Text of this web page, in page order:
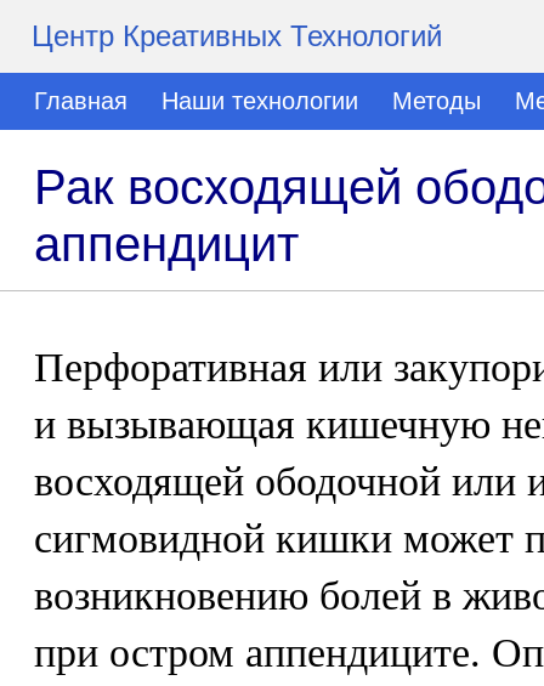
Центр Креативных Технологий
Главная Наши технологии Методы
Рак восходящей
аппендицит
Перфоративная или
и вызывающая кишечную
восходящей ободочной или
сигмовидной кишки может
возникновению болей в
при остром аппендиците.